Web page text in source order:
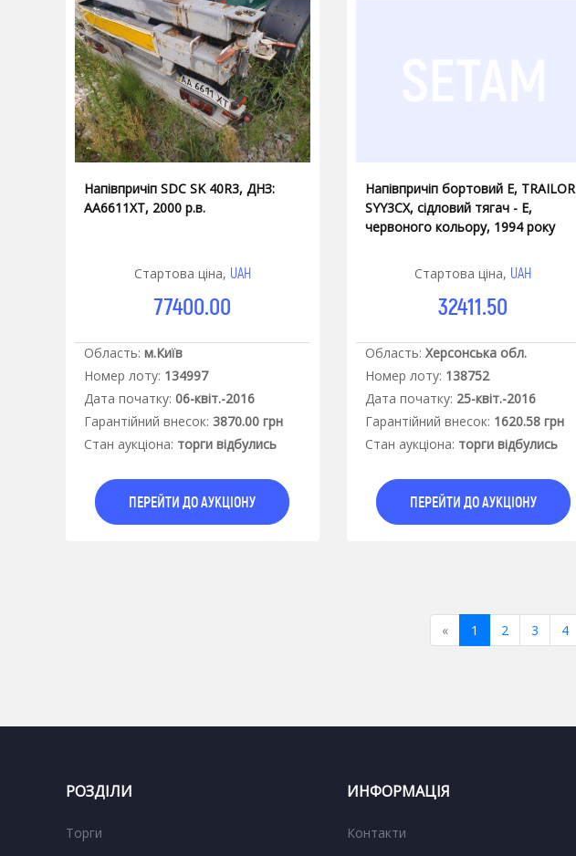
Напівпричіп SDC SK 40R3, ДНЗ:
АА6611XT, 2000 р.в.
Стартова ціна, UAH
77400.00
Область: м.Київ
Номер лоту: 134997
Дата початку: 06-квіт.-2016
Гарантiйний внесок: 3870.00 грн
Стан аукцiона: торги відбулись
ПЕРЕЙТИ ДО АУКЦІОНУ
Напівпричіп бортовий Е, TRAILOR
SYY3CX, сідловий тягач - Е,
червоного кольору, 1994 року
Стартова ціна, UAH
32411.50
Область: Херсонська обл.
Номер лоту: 138752
Дата початку: 25-квіт.-2016
Гарантiйний внесок: 1620.58 грн
Стан аукцiона: торги відбулись
ПЕРЕЙТИ ДО АУКЦІОНУ
«Previous
1 2 3 4
РОЗДІЛИ
Торги
ИНФОРМАЦІЯ
Контакти